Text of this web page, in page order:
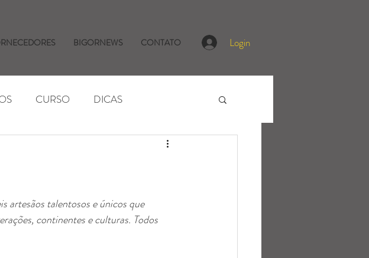
BIGORNEWS CONTATO
CURSO DICAS
artesãos talentosos e únicos que
continentes e culturas. Todos
Login